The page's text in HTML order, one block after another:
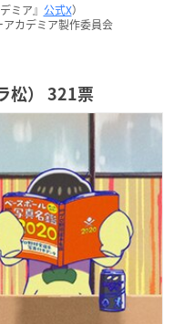
ミア』 公式X）
カデミア製作委員会
松） 321票